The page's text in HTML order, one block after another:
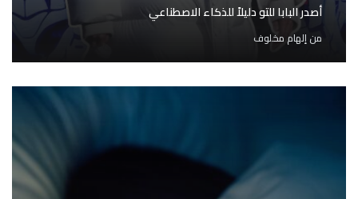
أصدر البابا للتو دليلاً للذكاء الاصطناعي
منإلهام مخلوف